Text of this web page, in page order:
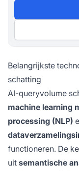
Belangrijkste
schatting
AI-queryvolume
machine learning
processing (NLP)
functioneren. De
uit semantische